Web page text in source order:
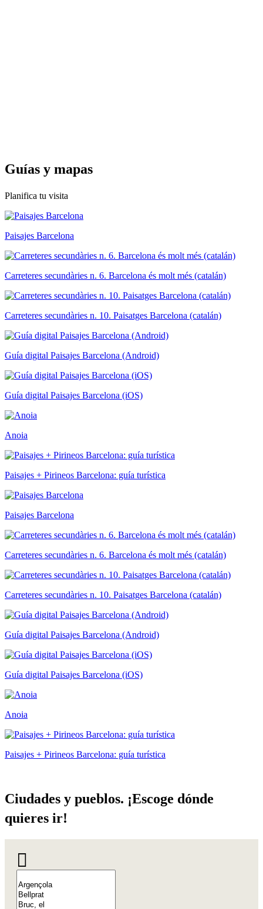
Guías y mapas
Planifica tu visita
Paisajes Barcelona
Carreteres secundàries n. 6. Barcelona és molt més (catalán)
Carreteres secundàries n. 10. Paisatges Barcelona (catalán)
Guía digital Paisajes Barcelona (Android)
Guía digital Paisajes Barcelona (iOS)
Anoia
Paisajes + Pirineos Barcelona: guía turística
Paisajes Barcelona
Carreteres secundàries n. 6. Barcelona és molt més (catalán)
Carreteres secundàries n. 10. Paisatges Barcelona (catalán)
Guía digital Paisajes Barcelona (Android)
Guía digital Paisajes Barcelona (iOS)
Anoia
Paisajes + Pirineos Barcelona: guía turística
Ciudades y pueblos. ¡Escoge dónde
quieres ir!